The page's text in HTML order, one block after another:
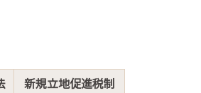
新規立地促進税制